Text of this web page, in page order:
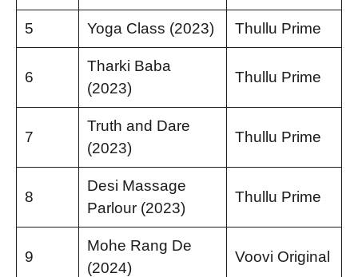
5 Yoga Class (2023) Thullu Prime
6
Tharki Baba
(2023)
Thullu Prime
7
Truth and Dare
(2023)
Thullu Prime
8
Desi Massage
Parlour (2023)
Thullu Prime
9
Mohe Rang De
(2024)
Voovi Original